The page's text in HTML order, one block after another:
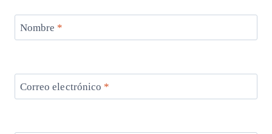
Nombre *
Correo electrónico *